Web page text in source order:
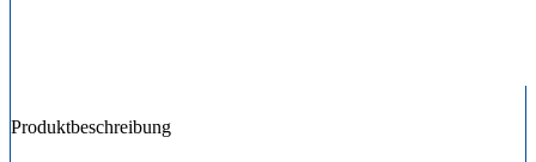
Produktbeschreibung